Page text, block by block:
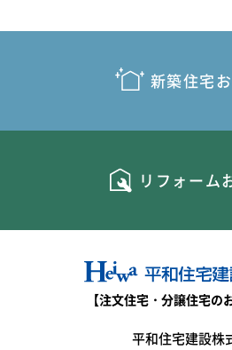
新築住宅
リフォーム
【注文住宅・分譲住宅の
平和住宅建設株